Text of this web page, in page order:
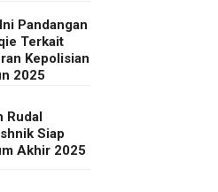
Pandangan
Terkait
Kepolisian
2025
Rudal
Siap
Akhir 2025